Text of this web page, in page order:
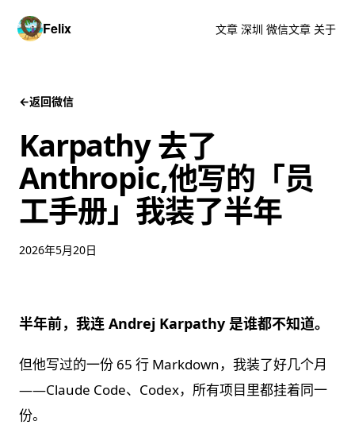
Felix 文章 深圳 微信文章 关于
←返回微信
Karpathy 去了
Anthropic,他写的「员
工手册」我装了半年
2026年5月20日
半年前，我连 Andrej Karpathy 是谁都不知道。
但他写过的一份 65 行 Markdown，我装了好几个月
——Claude Code、Codex，所有项目里都挂着同一
份。